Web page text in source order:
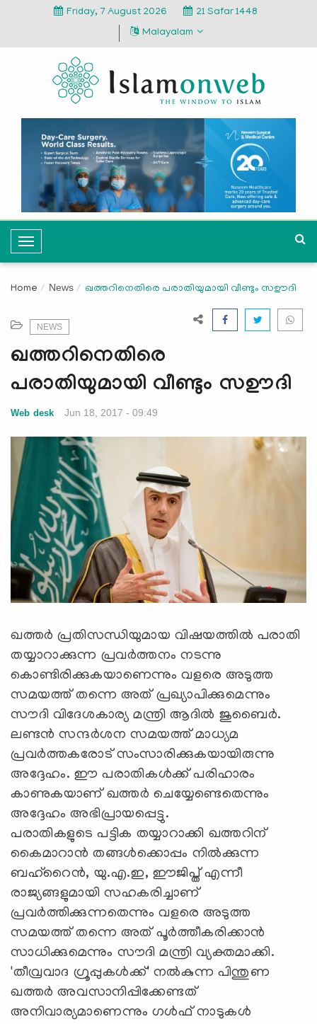
Friday, 7 August 2026
21 Safar 1448
Malayalam
T
o
g
N
a
v
g
Home News ഖത്തറിനെതിരെ പരാതിയുമായി വീണ്ടും സഊദി
NEWS
ഖത്തറിനെതിരെ
പരാതിയുമായി വീണ്ടും സഊദി
Web desk Jun 18, 2017 - 09:49
ഖത്തര്‍ പ്രതിസന്ധിയുമായ വിഷയത്തില്‍ പരാതി
തയ്യാറാക്കുന്ന പ്രവര്‍ത്തനം നടന്നു
കൊണ്ടിരിക്കുകയാണെന്നും വളരെ അടുത്ത
സമയത്ത് തന്നെ അത് പ്രഖ്യാപിക്കുമെന്നും
സൗദി വിദേശകാര്യ മന്ത്രി ആദില്‍ ജുബൈര്‍.
ലണ്ടന്‍ സന്ദര്‍ശന സമയത്ത് മാധ്യമ
പ്രവര്‍ത്തകരോട് സംസാരിക്കുകയായിരുന്നു
അദ്ദേഹം. ഈ പരാതികള്‍ക്ക് പരിഹാരം
കാണുകയാണ് ഖത്തര്‍ ചെയ്യേണ്ടെതെന്നും
അദ്ദേഹം അഭിപ്രായപ്പെട്ടു.
പരാതികളുടെ പട്ടിക തയ്യാറാക്കി ഖത്തറിന്
കൈമാറാന്‍ തങ്ങള്‍ക്കൊപ്പം നില്‍ക്കുന്ന
ബഹ്‌റൈന്‍, യു.എ.ഇ, ഈജിപ്ത് എന്നീ
രാജ്യങ്ങളുമായി സഹകരിച്ചാണ്
പ്രവര്‍ത്തിക്കുന്നതെന്നും വളരെ അടുത്ത
സമയത്ത് തന്നെ അത് പൂര്‍ത്തീകരിക്കാന്‍
സാധിക്കുമെന്നും സൗദി മന്ത്രി വ്യക്തമാക്കി.
'തീവ്രവാദ ഗ്രൂപ്പുകള്‍ക്ക്' നല്‍കുന്ന പിന്തുണ
ഖത്തര്‍ അവസാനിപ്പിക്കേണ്ടത്
അനിവാര്യമാണെന്നും ഗള്‍ഫ് നാടുകള്‍